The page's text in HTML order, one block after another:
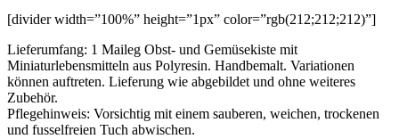
[divider width=”100%” height=”1px” color=”rgb(212;212;212)”]
Lieferumfang: 1 Maileg Obst- und Gemüsekiste mit
Miniaturlebensmitteln aus Polyresin. Handbemalt. Variationen
können auftreten. Lieferung wie abgebildet und ohne weiteres
Zubehör.
Pflegehinweis: Vorsichtig mit einem sauberen, weichen, trockenen
und fusselfreien Tuch abwischen.